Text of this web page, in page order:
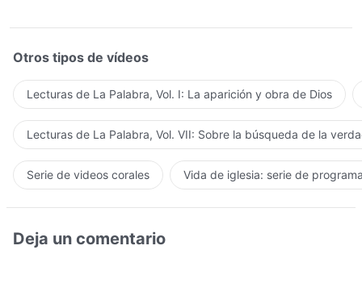
Otros tipos de vídeos
Lecturas de La Palabra, Vol. I: La aparición y obra de Dios
Lecturas de La Palabra, Vol. VII: Sobre la búsqueda de la
Serie de videos corales Vida de iglesia: serie de
Deja un comentario